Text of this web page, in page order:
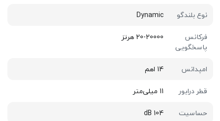
نوع بلندگو
Dynamic
فرکانس
پاسخگویی
20-20000 هرتز
امپدانس
14 اهم
قطر درایور
11 میلی‌متر
حساسیت
104 dB